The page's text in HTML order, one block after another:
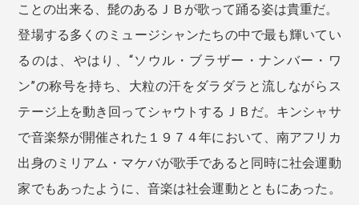
ことの出来る、髭のあるＪＢが歌って踊る姿は貴重だ。
登場する多くのミュージシャンたちの中で最も輝いてい
るのは、やはり、“ソウル・ブラザー・ナンバー・ワ
ン”の称号を持ち、大粒の汗をダラダラと流しながらス
テージ上を動き回ってシャウトするＪＢだ。キンシャサ
で音楽祭が開催された１９７４年において、南アフリカ
出身のミリアム・マケバが歌手であると同時に社会運動
家でもあったように、音楽は社会運動とともにあった。